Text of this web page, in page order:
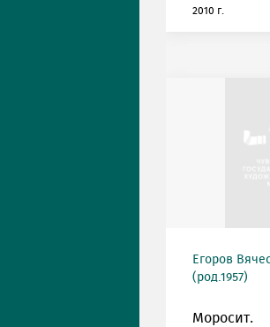
2010 г.
Егоров
(род.1957)
Моросит.